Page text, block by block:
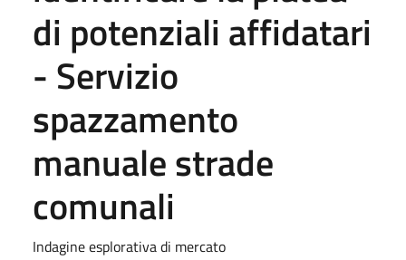
di potenziali affidatari
- Servizio
spazzamento
manuale strade
comunali
Indagine esplorativa di mercato